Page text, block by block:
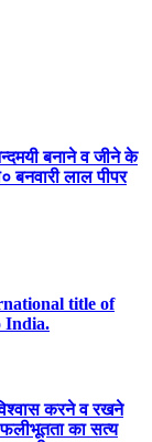
बनाने व जीने के
बनवारी लाल पीपर
title of
India.
करने व रखने
का सत्य